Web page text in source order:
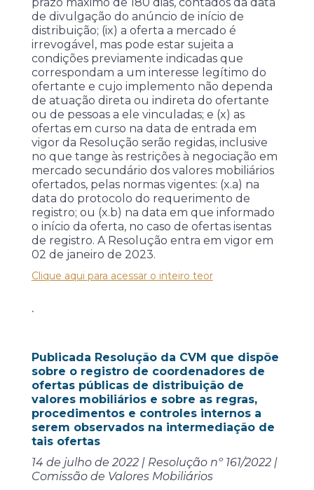
de divulgação do anúncio de início de
distribuição; (ix) a oferta a mercado é
irrevogável, mas pode estar sujeita a
condições previamente indicadas que
correspondam a um interesse legítimo do
ofertante e cujo implemento não dependa
de atuação direta ou indireta do ofertante
ou de pessoas a ele vinculadas; e (x) as
ofertas em curso na data de entrada em
vigor da Resolução serão regidas, inclusive
no que tange às restrições à negociação em
mercado secundário dos valores mobiliários
ofertados, pelas normas vigentes: (x.a) na
data do protocolo do requerimento de
registro; ou (x.b) na data em que informado
o início da oferta, no caso de ofertas isentas
de registro. A Resolução entra em vigor em
02 de janeiro de 2023.
Clique aqui para acessar o inteiro teor
.
Publicada Resolução da CVM que dispõe
sobre o registro de coordenadores de
ofertas públicas de distribuição de
valores mobiliários e sobre as regras,
procedimentos e controles internos a
serem observados na intermediação de
tais ofertas
14 de julho de 2022 | Resolução nº 161/2022 |
Comissão de Valores Mobiliários